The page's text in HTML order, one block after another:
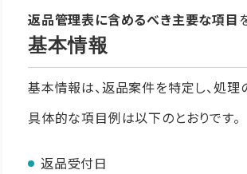
返品管理表に含めるべき主要な項目
基本情報
基本情報は、返品案件を特定し、処理
具体的な項目例は以下のとおりです。
返品受付日